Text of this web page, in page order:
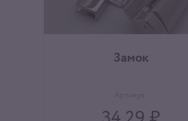
Замок